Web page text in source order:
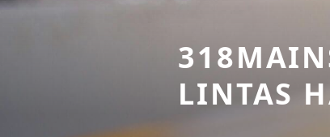
Skip
LINTAS